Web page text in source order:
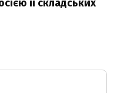
її складських